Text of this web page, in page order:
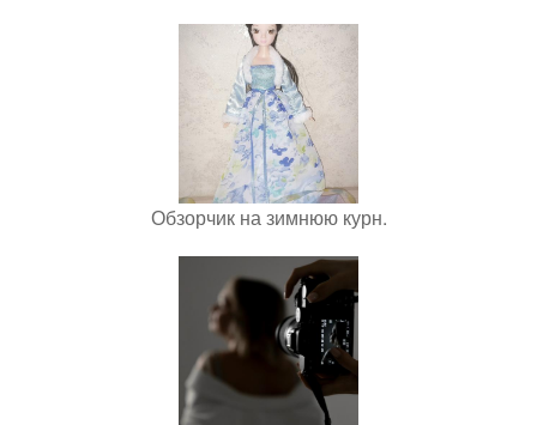
Обзорчик на зимнюю курн.